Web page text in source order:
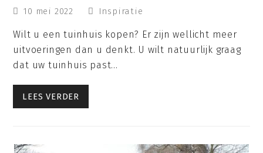
10 mei 2022 Inspiratie
Wilt u een tuinhuis kopen? Er zijn wellicht meer
uitvoeringen dan u denkt. U wilt natuurlijk graag
dat uw tuinhuis past…
LEES VERDER